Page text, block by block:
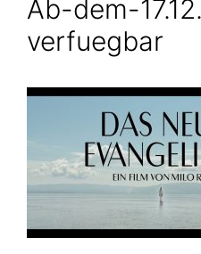
Ab-dem-
verfuegbar